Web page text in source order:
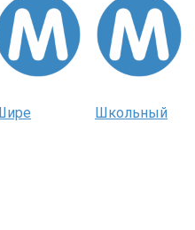
Школьный